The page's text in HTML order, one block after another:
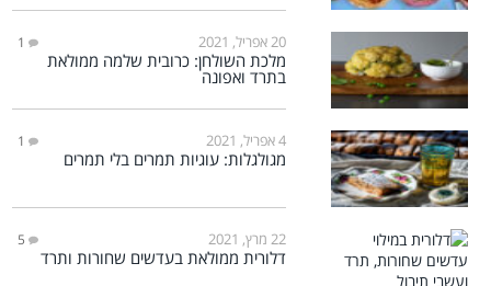
20 אפריל, 2021 1
מלכת השולחן: כרובית שלמה ממולאת
בתרד ואפונה
4 אפריל, 2021 1
מגולגלות: עוגיות תמרים בלי תמרים
22 מרץ, 2021 5
דלורית ממולאת בעדשים שחורות ותרד